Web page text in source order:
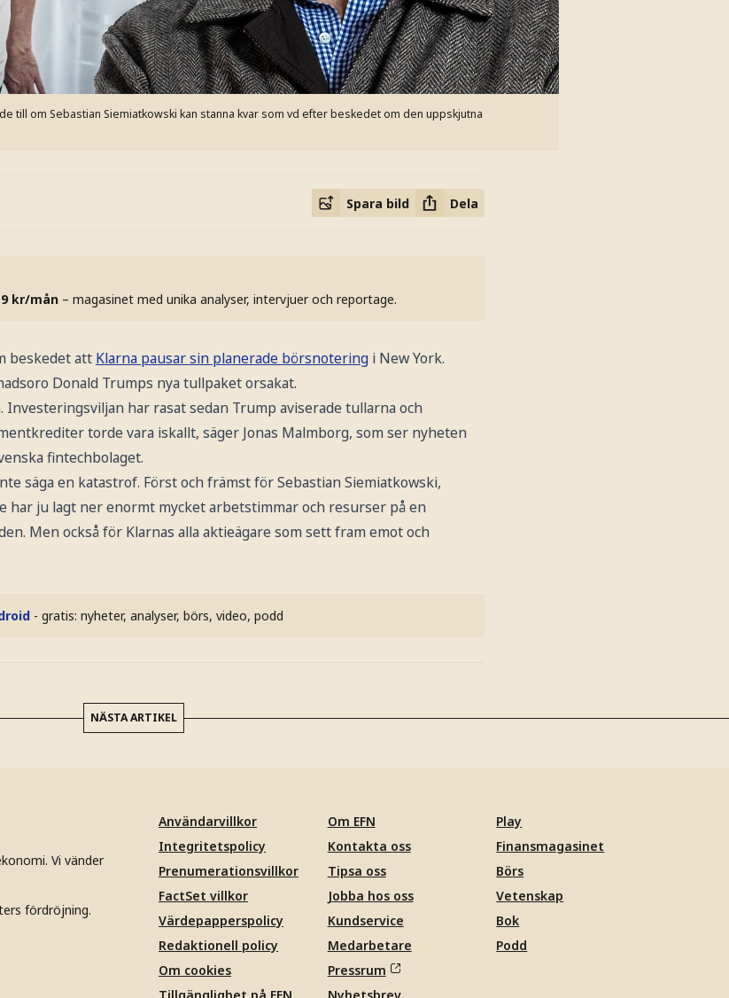
till om Sebastian Siemiatkowski kan stanna kvar som vd efter beskedet om den uppskjutna
Spara bild Dela
kr/mån – magasinet med unika analyser, intervjuer och reportage.
beskedet att Klarna pausar sin planerade börsnotering i New York.
Donald Trumps nya tullpaket orsakat.
Investeringsviljan har rasat sedan Trump aviserade tullarna och
torde vara iskallt, säger Jonas Malmborg, som ser nyheten
fintechbolaget.
säga en katastrof. Först och främst för Sebastian Siemiatkowski,
har ju lagt ner enormt mycket arbetstimmar och resurser på en
Men också för Klarnas alla aktieägare som sett fram emot och
- gratis: nyheter, analyser, börs, video, podd
NÄSTA ARTIKEL
Vi vänder
fördröjning.
Användarvillkor
Integritetspolicy
Prenumerationsvillkor
FactSet villkor
Värdepapperspolicy
Redaktionell policy
Om cookies
Tillgänglighet på EFN
Om EFN
Kontakta oss
Tipsa oss
Jobba hos oss
Kundservice
Medarbetare
Pressrum
Nyhetsbrev
Play
Finansmagasinet
Börs
Vetenskap
Bok
Podd